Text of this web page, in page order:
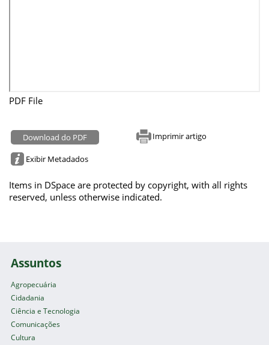
PDF File
Download do PDF Imprimir artigo
Exibir Metadados
Items in DSpace are protected by copyright, with all rights
reserved, unless otherwise indicated.
Assuntos
Agropecuária
Cidadania
Ciência e Tecnologia
Comunicações
Cultura